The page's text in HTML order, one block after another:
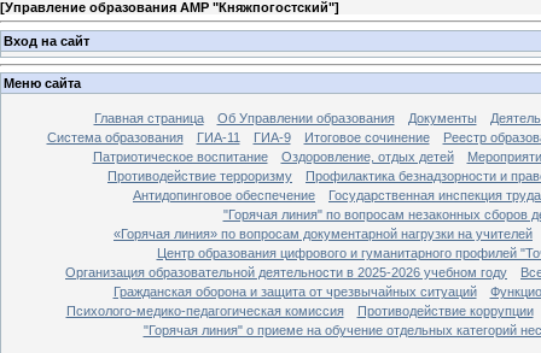
[Управление образования АМР "Княжпогостский"]
Вход на сайт
Меню сайта
Главная страница Об Управлении образования Документы
Система образования
ГИА-11 ГИА-9 Итоговое сочинение
Реестр
Патриотическое воспитание
Оздоровление, отдых детей
Противодействие терроризму
Профилактика безнадзорности и
Антидопинговое обеспечение
Государственная инспекция
"Горячая линия" по вопросам незаконных сборов
«Горячая линия» по вопросам документарной нагрузки на учителей
Центр образования цифрового и гуманитарного профилей
Организация образовательной деятельности в 2025-2026 учебном году
Гражданская оборона и защита от чрезвычайных ситуаций
Психолого-медико-педагогическая комиссия
Противодействие коррупции
"Горячая линия" о приеме на обучение отдельных категорий